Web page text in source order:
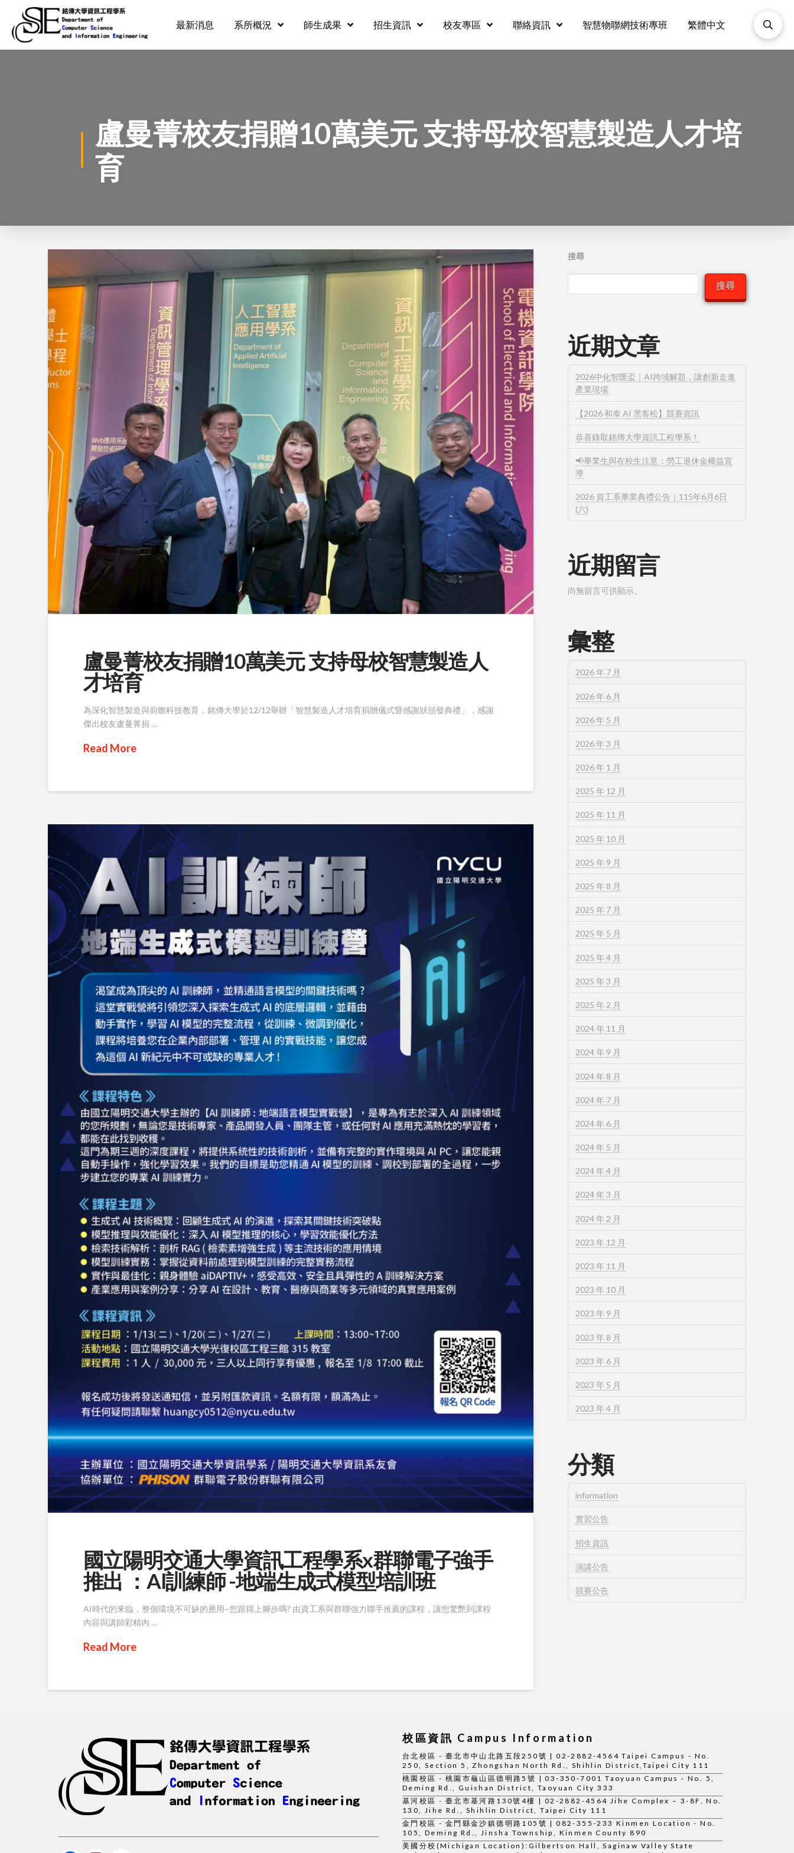
最新消息 系所概況 師生成果 招生資訊 校友專區 聯絡資訊 智慧物聯網技術專班 繁體中文
盧曼菁校友捐贈10萬美元 支持母校智慧製造人才培
育
盧曼菁校友捐贈10萬美元 支持母校智慧製造人
才培育
為深化智慧製造與前瞻科技教育，銘傳大學於12/12舉辦「智慧製造人才培育捐贈儀式暨感謝狀頒發典禮」，感謝
傑出校友盧蔓菁捐 …
Read More
國立陽明交通大學資訊工程學系x群聯電子強手
推出 ：Al訓練師 -地端生成式模型培訓班
AI時代的來臨，整個環境不可缺的應用~您跟得上腳步嗎? 由資工系與群聯強力聯手推薦的課程，讓您驚艷到課程
內容與講師彩精內 …
Read More
搜尋
搜尋
近期文章
2026中化智匯盃｜AI跨域解題，讓創新走進
產業現場
【2026 和泰 AI 黑客松】競賽資訊
恭喜錄取銘傳大學資訊工程學系！
📢畢業生與在校生注意：勞工退休金權益宣
導
2026 資工系畢業典禮公告｜115年6月6日
(六)
近期留言
尚無留言可供顯示。
彙整
2026 年 7 月
2026 年 6 月
2026 年 5 月
2026 年 3 月
2026 年 1 月
2025 年 12 月
2025 年 11 月
2025 年 10 月
2025 年 9 月
2025 年 8 月
2025 年 7 月
2025 年 5 月
2025 年 4 月
2025 年 3 月
2025 年 2 月
2024 年 11 月
2024 年 9 月
2024 年 8 月
2024 年 7 月
2024 年 6 月
2024 年 5 月
2024 年 4 月
2024 年 3 月
2024 年 2 月
2023 年 12 月
2023 年 11 月
2023 年 10 月
2023 年 9 月
2023 年 8 月
2023 年 6 月
2023 年 5 月
2023 年 4 月
分類
information
實習公告
招生資訊
演講公告
競賽公告
校區資訊 Campus Information
台北校區 - 臺北市中山北路五段250號 | 02-2882-4564 Taipei Campus - No.
250, Section 5, Zhongshan North Rd., Shihlin District,Taipei City 111
桃園校區 - 桃園市龜山區德明路5號 | 03-350-7001 Taoyuan Campus - No. 5,
Deming Rd., Guishan District, Taoyuan City 333
基河校區 - 臺北市基河路130號4樓 | 02-2882-4564 Jihe Complex – 3-8F, No.
130, Jihe Rd., Shihlin District, Taipei City 111
金門校區 - 金門縣金沙鎮德明路105號 | 082-355-233 Kinmen Location - No.
105, Deming Rd., Jinsha Township, Kinmen County 890
美國分校(Michigan Location):Gilbertson Hall, Saginaw Valley State